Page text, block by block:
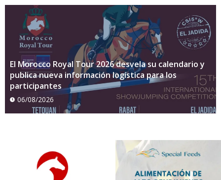
El Morocco Royal Tour 2026 desvela su calendario y
publica nueva información logística para los
participantes
06/08/2026